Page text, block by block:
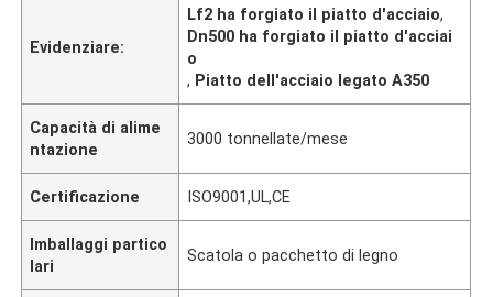
Evidenziare:
Lf2 ha forgiato il piatto d'acciaio,
Dn500 ha forgiato il piatto d'acciai
o
, Piatto dell'acciaio legato A350
Capacità di alime
ntazione
3000 tonnellate/mese
Certificazione ISO9001,UL,CE
Imballaggi partico
lari
Scatola o pacchetto di legno